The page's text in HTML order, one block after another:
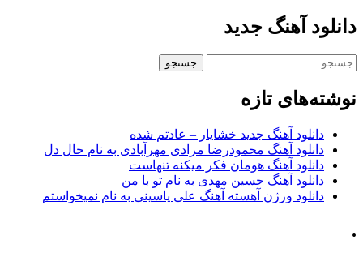
دانلود آهنگ جدید
جستجو
نوشته‌های تازه
دانلود آهنگ جدید خشایار – عادتم شده
دانلود آهنگ محمودرضا مرادی مهرآبادی به نام حال دل
دانلود آهنگ هومان فکر میکنه تنهاست
دانلود آهنگ حسین مهدی به نام تو با من
دانلود ورژن آهسته آهنگ علی یاسینی به نام نمیخواستم
.